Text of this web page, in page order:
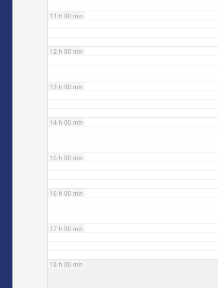
11 h 00 min
12 h 00 min
13 h 00 min
14 h 00 min
15 h 00 min
16 h 00 min
17 h 00 min
18 h 00 min